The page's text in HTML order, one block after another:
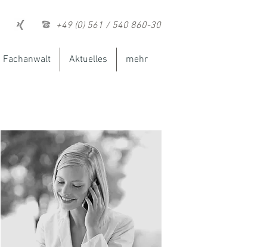
+49 (0) 561 / 540 860-30
Fachanwalt Aktuelles mehr